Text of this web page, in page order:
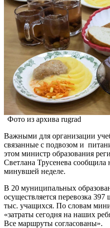
Фото из архива rugrad
Важными для организации
связанные с подвозом и
этом министр образования
Светлана Трусенева
минувшей неделе.
В 20 муниципальных
осуществляется перевозка
тыс. учащихся. По словам
«затраты сегодня на наших
Все маршруты согласованы».